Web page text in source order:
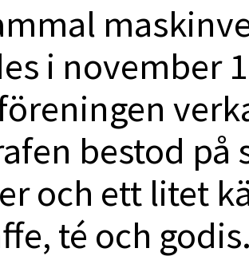
i november
bestod på
och ett litet
té och